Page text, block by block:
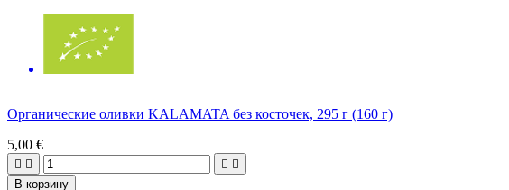
Органические оливки KALAMATA без косточек, 295 г (160 г)
5,00 €
   
В корзину